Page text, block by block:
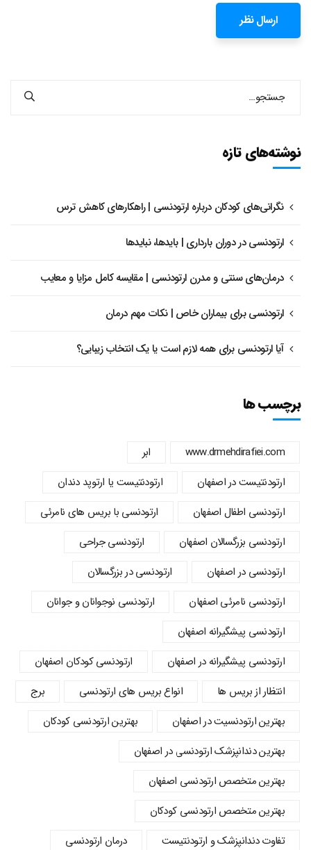
نوشته‌های تازه
نگرانی‌های کودکان درباره ارتودنسی | راهکارهای کاهش ترس
ارتودنسی در دوران بارداری | بایدها، نبایدها
درمان‌های سنتی و مدرن ارتودنسی | مقایسه کامل مزایا و معایب
ارتودنسی برای بیماران خاص | نکات مهم درمان
آیا ارتودنسی برای همه لازم است یا یک انتخاب زیبایی؟
برچسب ها
www.drmehdirafiei.com
ابر
ارتودنتیست در اصفهان
ارتودنتیست یا ارتوپد دندان
ارتودنسي اطفال اصفهان
ارتودنسی با بریس های نامرئی
ارتودنسی بزرگسالان اصفهان
ارتودنسی جراحی
ارتودنسی در اصفهان
ارتودنسی در بزرگسالان
ارتودنسی نامرئی اصفهان
ارتودنسی نوجوانان و جوانان
ارتودنسی پیشگیرانه اصفهان
ارتودنسی پیشگیرانه در اصفهان
ارتودنسی کودکان اصفهان
انتظار از بریس ها
انواع بریس های ارتودنسی
برج
بهترین ارتودنسیت در اصفهان
بهترین ارتودنسی کودکان
بهترین دندانپزشک ارتودنسی در اصفهان
بهترین متخصص ارتودنسی اصفهان
بهترین متخصص ارتودنسی کودکان
تفاوت دندانپزشک و ارتودنتیست
درمان ارتودنسی